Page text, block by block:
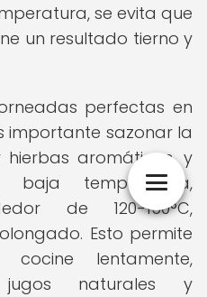
se evita que
un resultado tierno y
perfectas en
importante sazonar la
aromáticas, y
temperatura,
de 120-150°C,
Esto permite
lentamente,
jugos naturales y